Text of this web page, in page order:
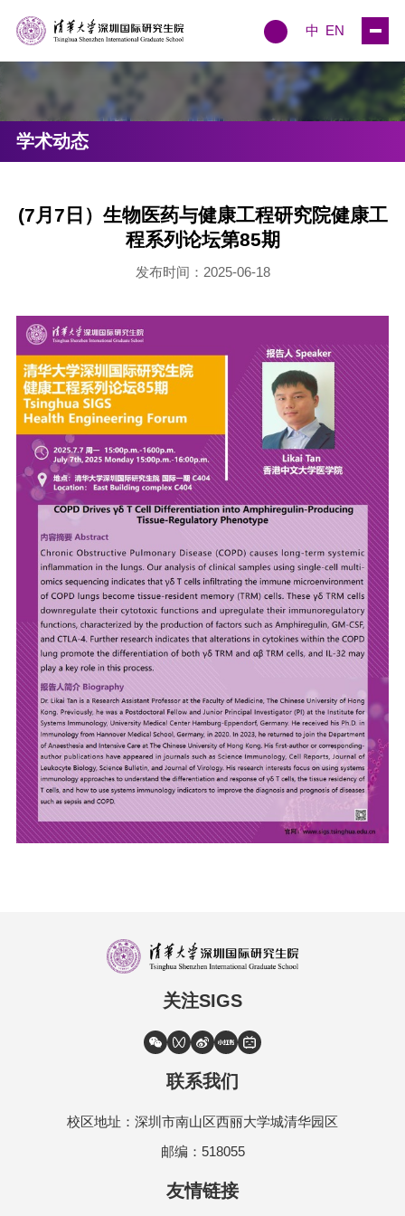
中 EN
学术动态
(7月7日）生物医药与健康工程研究院健康工
程系列论坛第85期
发布时间：2025-06-18
关注SIGS
联系我们
校区地址：深圳市南山区西丽大学城清华园区
邮编：518055
友情链接